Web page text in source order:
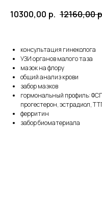
10300,00 р. 12160,00
консультация гинеколога
УЗИ органов малого таза
мазок на флору
общий анализ крови
забор мазков
гормональный профиль:
прогестерон, эстрадиол,
ферритин
забор биоматериала